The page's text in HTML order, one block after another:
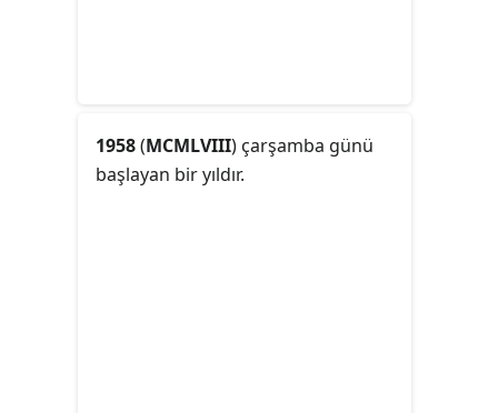
1958(MCMLVIII) çarşamba günü
başlayan bir yıldır.